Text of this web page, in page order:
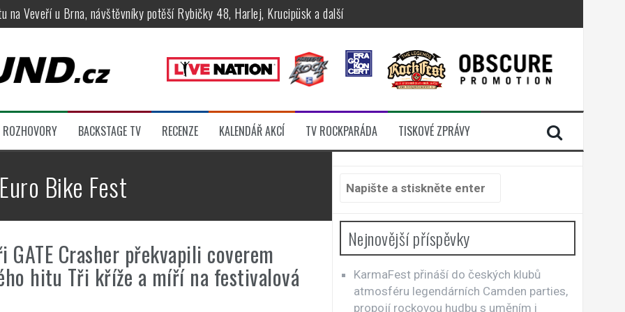
na Veveří u Brna, návštěvníky potěší Rybičky 48, Harlej, Krucipüsk a další
Apocalyptica, legendární Root i s Big Bossem či velká párty s Green Jellÿ
legendy Anthrax a Accept
legendárních Camden parties, propojí rockovou hudbu s uměním i komunitou
ROZHOVORY BACKSTAGE TV RECENZE KALENDÁŘ AKCÍ TV ROCKPARÁDA TISKOVÉ ZPRÁVY
Euro Bike Fest
GATE Crasher překvapili coverem
hitu Tři kříže a míří na festivalová
Hledat:
Nejnovější příspěvky
KarmaFest přináší do českých klubů
atmosféru legendárních Camden parties,
propojí rockovou hudbu s uměním i